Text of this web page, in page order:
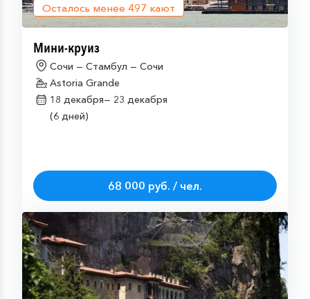
Осталось менее 497 кают
Мини-круиз
Сочи — Стамбул — Сочи
Astoria Grande
18 декабря— 23 декабря
(6 дней)
68 000 руб. / чел.